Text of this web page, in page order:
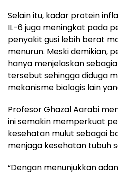
Selain itu, kadar protein
IL-6 juga meningkat pada
penyakit gusi lebih berat
menurun. Meski demikian,
hanya menjelaskan
tersebut sehingga diduga
mekanisme biologis lain
Profesor Ghazal Aarabi
ini semakin memperkuat
kesehatan mulut sebagai
menjaga kesehatan tubuh
“Dengan menunjukkan